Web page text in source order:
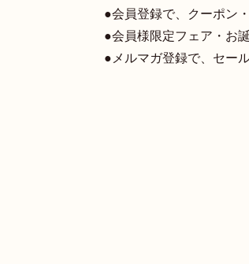
●会員登録で、クーポン
●会員様限定フェア・お
●メルマガ登録で、セー